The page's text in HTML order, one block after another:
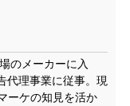
のメーカーに入
代理事業に従事。現
ーケの知見を活か